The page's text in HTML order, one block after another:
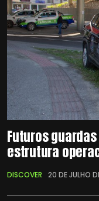
Futuros
estrutura
DISCOVER 20 DE JULHO